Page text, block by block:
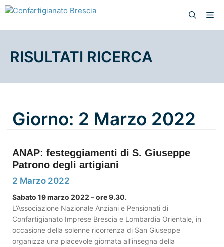
RISULTATI RICERCA
Giorno: 2 Marzo 2022
ANAP: festeggiamenti di S. Giuseppe
Patrono degli artigiani
2 Marzo 2022
Sabato 19 marzo 2022 – ore 9.30.
L’Associazione Nazionale Anziani e Pensionati di
Confartigianato Imprese Brescia e Lombardia Orientale, in
occasione della solenne ricorrenza di San Giuseppe
organizza una piacevole giornata all’insegna della